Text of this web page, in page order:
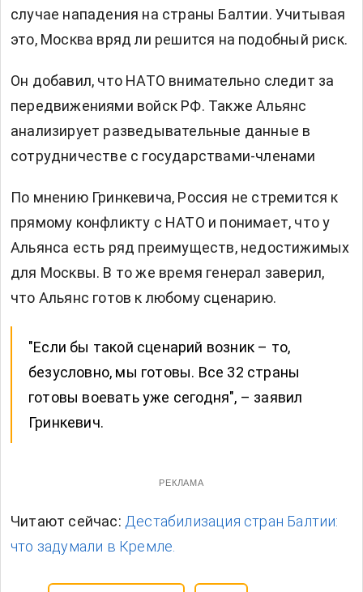
случае нападения на страны Балтии. Учитывая
это, Москва вряд ли решится на подобный риск.
Он добавил, что НАТО внимательно следит за
передвижениями войск РФ. Также Альянс
анализирует разведывательные данные в
сотрудничестве с государствами-членами
По мнению Гринкевича, Россия не стремится к
прямому конфликту с НАТО и понимает, что у
Альянса есть ряд преимуществ, недостижимых
для Москвы. В то же время генерал заверил,
что Альянс готов к любому сценарию.
"Если бы такой сценарий возник – то,
безусловно, мы готовы. Все 32 страны
готовы воевать уже сегодня", – заявил
Гринкевич.
РЕКЛАМА
Читают сейчас: Дестабилизация стран Балтии:
что задумали в Кремле.